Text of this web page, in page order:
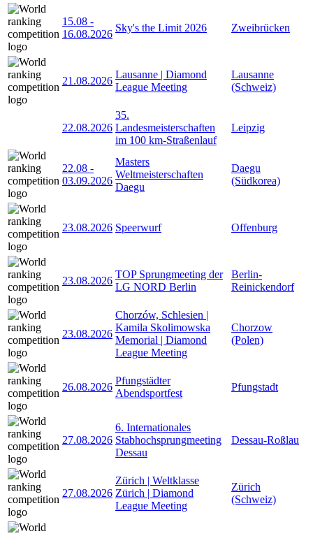
15.08 -
16.08.2026
Sky's the Limit 2026 Zweibrücken
21.08.2026
Lausanne | Diamond
League Meeting
Lausanne
(Schweiz)
22.08.2026
35.
Landesmeisterschaften
im 100 km-Straßenlauf
Leipzig
22.08 -
03.09.2026
Masters
Weltmeisterschaften
Daegu
Daegu
(Südkorea)
23.08.2026 Speerwurf Offenburg
23.08.2026
TOP Sprungmeeting der
LG NORD Berlin
Berlin-
Reinickendorf
23.08.2026
Chorzów, Schlesien |
Kamila Skolimowska
Memorial | Diamond
League Meeting
Chorzow
(Polen)
26.08.2026
Pfungstädter
Abendsportfest
Pfungstadt
27.08.2026
6. Internationales
Stabhochsprungmeeting
Dessau
Dessau-Roßlau
27.08.2026
Zürich | Weltklasse
Zürich | Diamond
League Meeting
Zürich
(Schweiz)